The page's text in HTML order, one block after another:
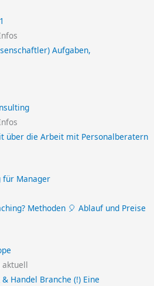
Aufgaben,
über die Arbeit mit Personalberatern
Methoden 🎈 Ablauf und Preise
aktuell
Handel Branche (!) Eine